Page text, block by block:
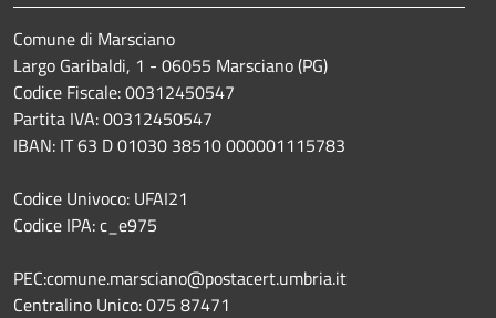
Comune di Marsciano
Largo Garibaldi, 1 - 06055 Marsciano (PG)
Codice Fiscale: 00312450547
Partita IVA: 00312450547
IBAN: IT 63 D 01030 38510 000001115783
Codice Univoco: UFAI21
Codice IPA: c_e975
PEC:comune.marsciano@postacert.umbria.it
Centralino Unico: 075 87471